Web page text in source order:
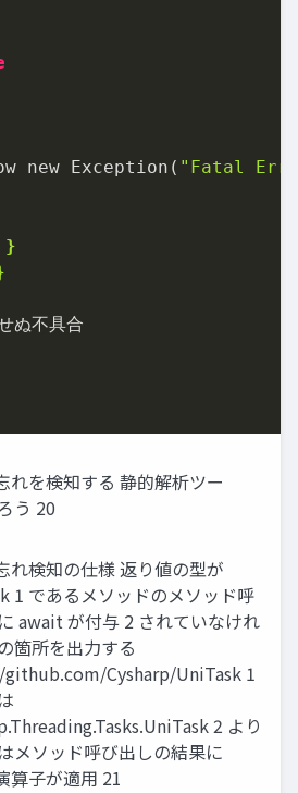
new Exception( "Fatal
}
ぬ不具合
れを検知する 静的解析ツー
う 20
れ検知の仕様 返り値の型が
1 であるメソッドのメソッド呼
await が付与 2 されていなけれ
箇所を出力する
Cysharp/UniTask 1
2 より
メソッド呼び出しの結果に
算子が適用 21